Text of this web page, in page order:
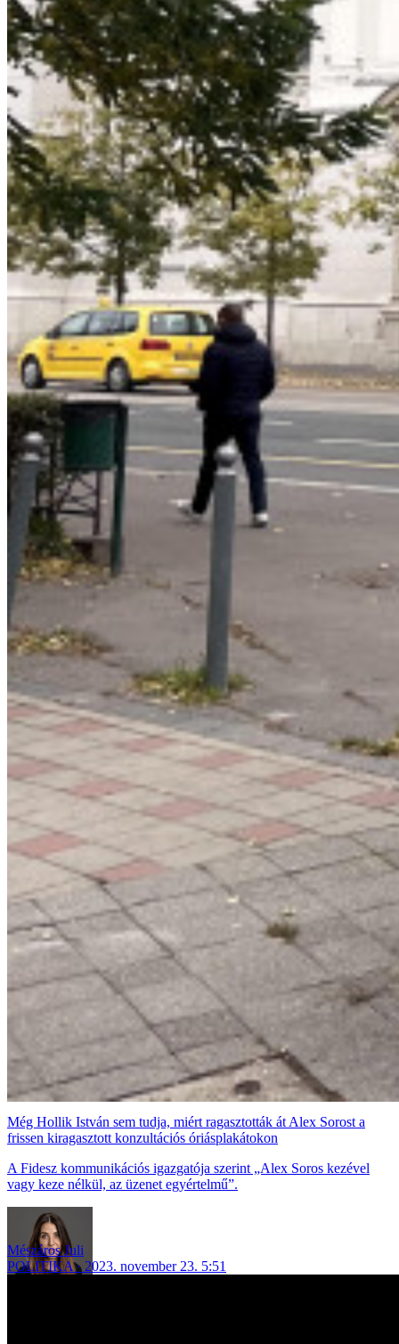
Még Hollik István sem tudja, miért ragasztották át Alex Sorost a
frissen kiragasztott konzultációs óriásplakátokon
A Fidesz kommunikációs igazgatója szerint „Alex Soros kezével
vagy keze nélkül, az üzenet egyértelmű”.
Mészáros Juli
POLITIKA
2023. november 23. 5:51